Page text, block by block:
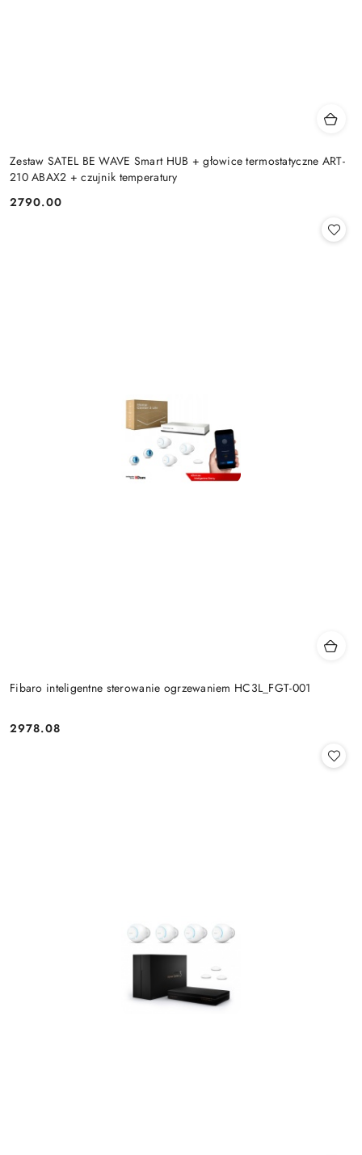
Zestaw SATEL BE WAVE Smart HUB + głowice termostatyczne ART-
210 ABAX2 + czujnik temperatury
Cena:
2790.00
Fibaro inteligentne sterowanie ogrzewaniem HC3L_FGT-001
Cena:
2978.08